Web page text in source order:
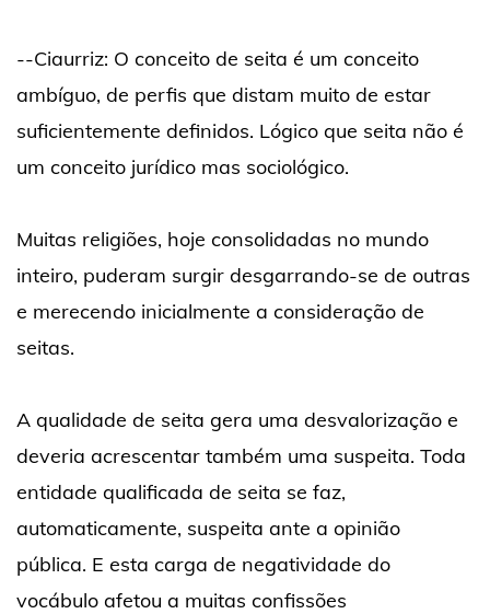
--Ciaurriz: O conceito de seita é um conceito
ambíguo, de perfis que distam muito de estar
suficientemente definidos. Lógico que seita não é
um conceito jurídico mas sociológico.
Muitas religiões, hoje consolidadas no mundo
inteiro, puderam surgir desgarrando-se de outras
e merecendo inicialmente a consideração de
seitas.
A qualidade de seita gera uma desvalorização e
deveria acrescentar também uma suspeita. Toda
entidade qualificada de seita se faz,
automaticamente, suspeita ante a opinião
pública. E esta carga de negatividade do
vocábulo afetou a muitas confissões